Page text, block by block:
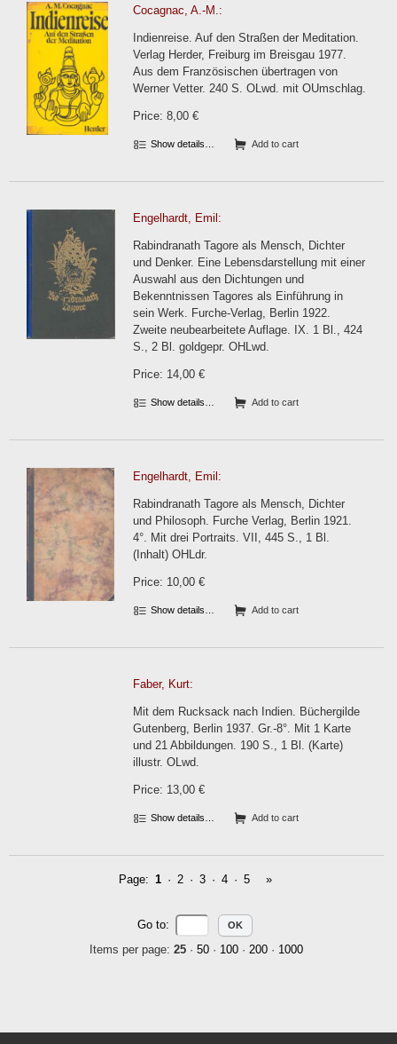
Cocagnac, A.-M.:
Indienreise. Auf den Straßen der Meditation.
Verlag Herder, Freiburg im Breisgau 1977.
Aus dem Französischen übertragen von
Werner Vetter. 240 S. OLwd. mit OUmschlag.
Price: 8,00 €
Show details… Add to cart
Engelhardt, Emil:
Rabindranath Tagore als Mensch, Dichter
und Denker. Eine Lebensdarstellung mit einer
Auswahl aus den Dichtungen und
Bekenntnissen Tagores als Einführung in
sein Werk. Furche-Verlag, Berlin 1922.
Zweite neubearbeitete Auflage. IX. 1 Bl., 424
S., 2 Bl. goldgepr. OHLwd.
Price: 14,00 €
Show details… Add to cart
Engelhardt, Emil:
Rabindranath Tagore als Mensch, Dichter
und Philosoph. Furche Verlag, Berlin 1921.
4°. Mit drei Portraits. VII, 445 S., 1 Bl.
(Inhalt) OHLdr.
Price: 10,00 €
Show details… Add to cart
Faber, Kurt:
Mit dem Rucksack nach Indien. Büchergilde
Gutenberg, Berlin 1937. Gr.-8°. Mit 1 Karte
und 21 Abbildungen. 190 S., 1 Bl. (Karte)
illustr. OLwd.
Price: 13,00 €
Show details… Add to cart
Page: 1 · 2 · 3 · 4 · 5 »
Go to:
Items per page: 25 · 50 · 100 · 200 · 1000